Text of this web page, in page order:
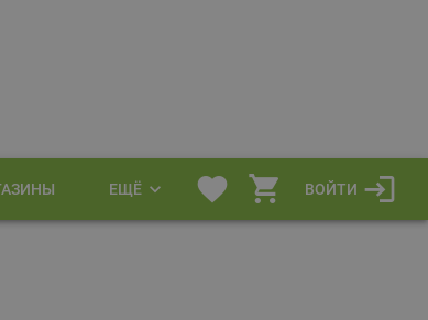
ЕЩЁ ВОЙТИ